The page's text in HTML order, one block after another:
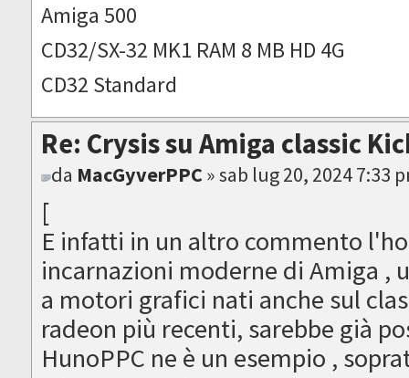
Amiga 500
CD32/SX-32 MK1 RAM 8 MB HD 4G
CD32 Standard
Re: Crysis su Amiga classic
da MacGyverPPC » sab lug 20, 2024 7:33
[
E infatti in un altro commento
incarnazioni moderne di Amiga ,
a motori grafici nati anche sul
radeon più recenti, sarebbe già
HunoPPC ne è un esempio ,